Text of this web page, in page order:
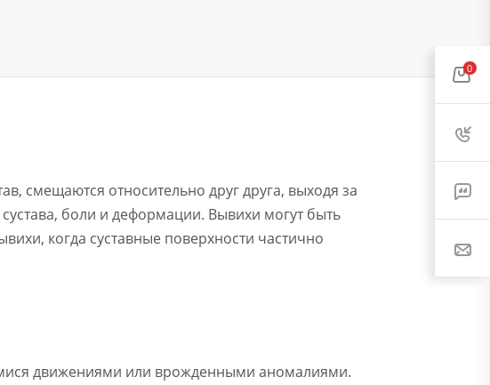
смещаются относительно друг друга, выходя за
боли и деформации. Вывихи могут быть
когда суставные поверхности частично
движениями или врожденными аномалиями.
0